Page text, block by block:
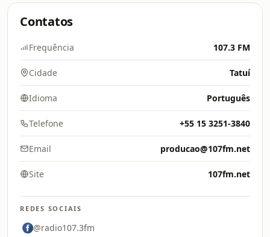
Contatos
Frequência 107.3 FM
Cidade Tatuí
Idioma Português
Telefone +55 15 3251-3840
Email producao@107fm.net
Site 107fm.net
REDES SOCIAIS
@radio107.3fm